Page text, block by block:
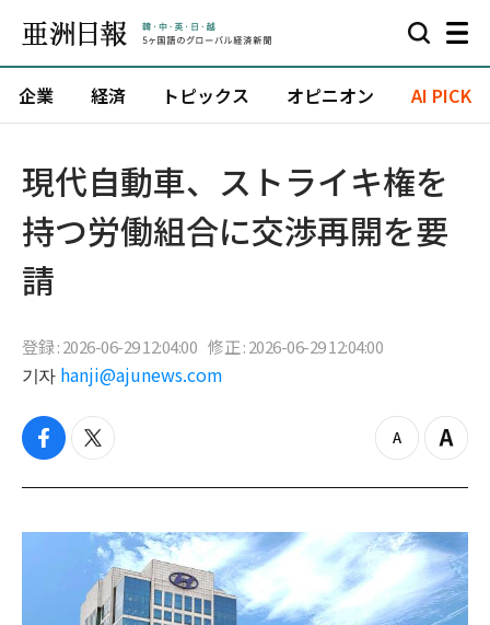
企業 経済 トピックス オピニオン AI PICK
現代自動車、ストライキ権を
持つ労働組合に交渉再開を要
請
登録 : 2026-06-29 12:04:00 修正 : 2026-06-29 12:04:00
기자 hanji@ajunews.com
f
c
b
t
i
t
e
z
o
o
u
Z
o
i
n